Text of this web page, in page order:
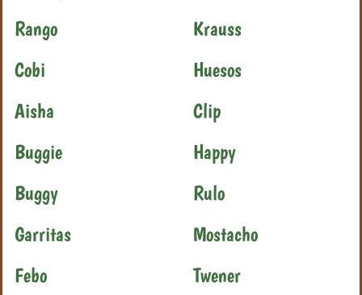
Rango
Krauss
Cobi
Huesos
Aisha
Clip
Buggie
Happy
Buggy
Rulo
Garritas
Mostacho
Febo
Twener